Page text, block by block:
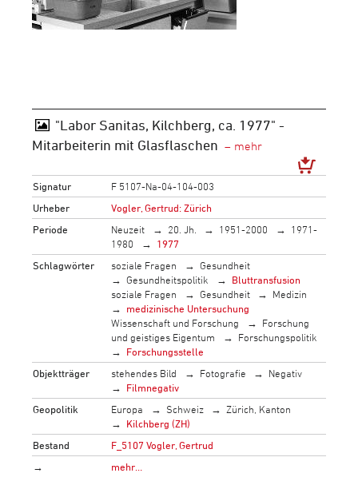
"Labor Sanitas, Kilchberg, ca. 1977" -
Mitarbeiterin mit Glasflaschen
Signatur
F 5107-Na-04-104-003
Urheber
Vogler, Gertrud: Zürich
Periode
Neuzeit 20. Jh. 1951-2000
1971-
1980
1977
Schlagwörter
soziale Fragen
Gesundheit
Gesundheitspolitik
Bluttransfusion
soziale Fragen
Gesundheit
Medizin
medizinische Untersuchung
Wissenschaft und Forschung
Forschung
und geistiges Eigentum
Forschungspolitik
Forschungsstelle
Objektträger
stehendes Bild Fotografie
Negativ
Filmnegativ
Geopolitik
Europa Schweiz
Zürich, Kanton
Kilchberg (ZH)
Bestand
F_5107 Vogler, Gertrud
→
mehr…